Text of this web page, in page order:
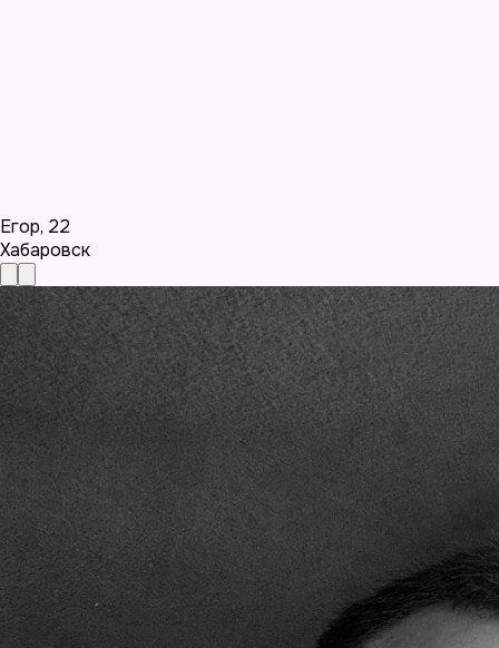
Егор, 22
Хабаровск